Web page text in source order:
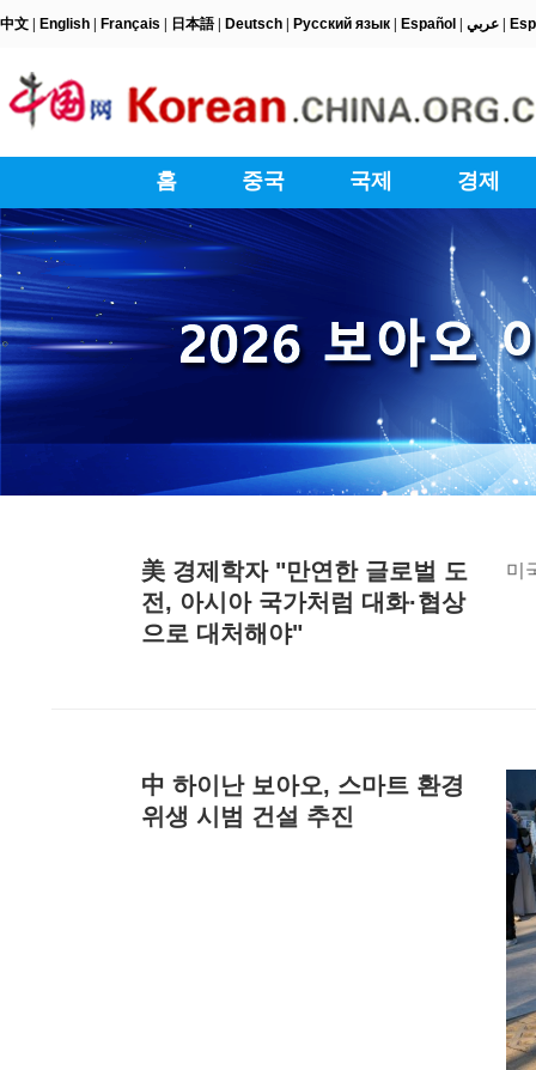
美 경제학자 "만연한 글로벌 도
전, 아시아 국가처럼 대화·협상
으로 대처해야"
미
中 하이난 보아오, 스마트 환경
위생 시범 건설 추진